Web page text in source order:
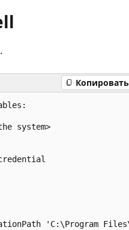
Копировать
system>